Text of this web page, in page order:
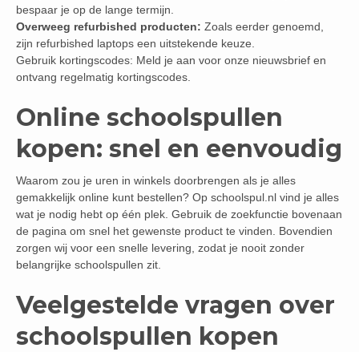
bespaar je op de lange termijn.
Overweeg refurbished producten: Zoals eerder genoemd,
zijn refurbished laptops een uitstekende keuze.
Gebruik kortingscodes: Meld je aan voor onze nieuwsbrief en
ontvang regelmatig kortingscodes.
Online schoolspullen
kopen: snel en eenvoudig
Waarom zou je uren in winkels doorbrengen als je alles
gemakkelijk online kunt bestellen? Op schoolspul.nl vind je alles
wat je nodig hebt op één plek. Gebruik de zoekfunctie bovenaan
de pagina om snel het gewenste product te vinden. Bovendien
zorgen wij voor een snelle levering, zodat je nooit zonder
belangrijke schoolspullen zit.
Veelgestelde vragen over
schoolspullen kopen